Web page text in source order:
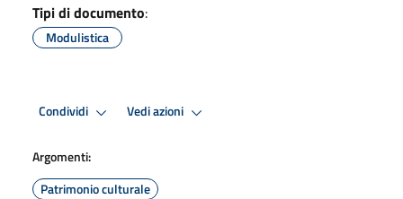
Tipi di documento:
Modulistica
Condividi Vedi azioni
Argomenti:
Patrimonio culturale